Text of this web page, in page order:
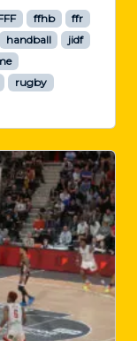
ffhb
ffr
handball
jidf
rugby